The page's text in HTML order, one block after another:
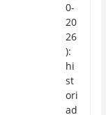
0-
20
26
):
hi
st
ori
ad